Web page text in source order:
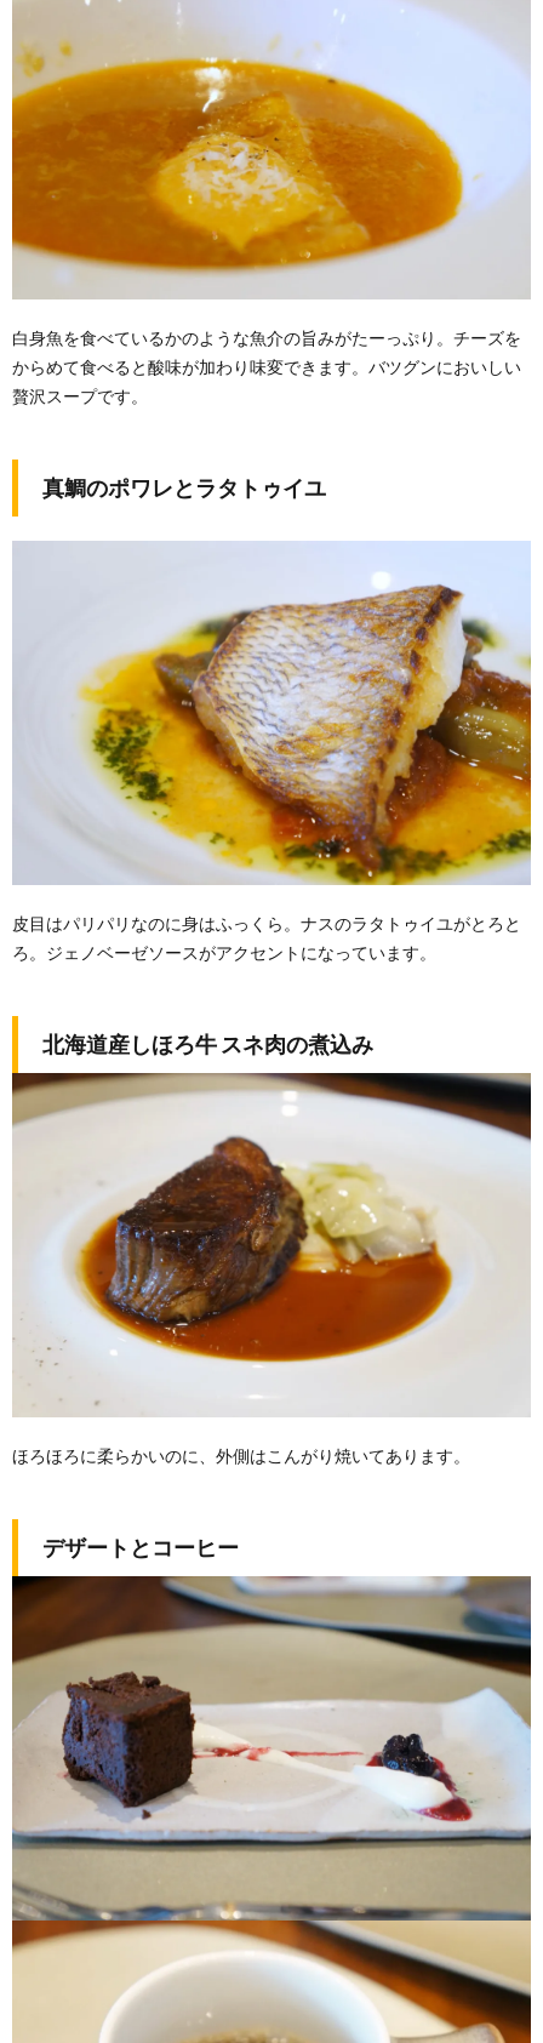
白身魚を食べているかのような魚介の旨みがたーっぷり。チーズを
からめて食べると酸味が加わり味変できます。バツグンにおいしい
贅沢スープです。
真鯛のポワレとラタトゥイユ
皮目はパリパリなのに身はふっくら。ナスのラタトゥイユがとろと
ろ。ジェノベーゼソースがアクセントになっています。
北海道産しほろ牛 スネ肉の煮込み
ほろほろに柔らかいのに、外側はこんがり焼いてあります。
デザートとコーヒー